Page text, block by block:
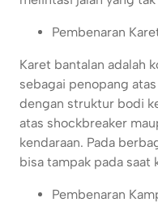
Pembenaran
Karet bantalan adalah
sebagai penopang
dengan struktur bodi
atas shockbreaker
kendaraan. Pada
bisa tampak pada saat
Pembenaran